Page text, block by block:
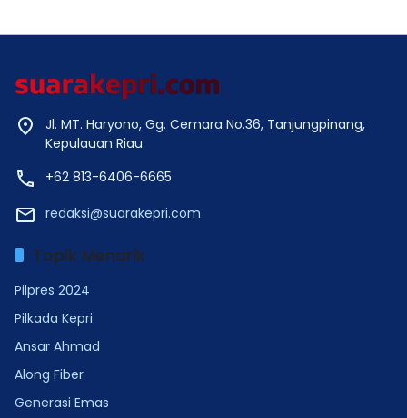
Jl. MT. Haryono, Gg. Cemara No.36, Tanjungpinang,
Kepulauan Riau
+62 813-6406-6665
redaksi@suarakepri.com
Topik Menarik
Pilpres 2024
Pilkada Kepri
Ansar Ahmad
Along Fiber
Generasi Emas